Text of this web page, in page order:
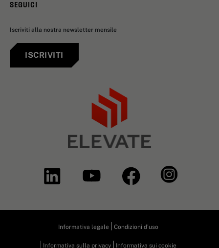
SEGUICI
Iscriviti alla nostra newsletter mensile
ISCRIVITI
Informativa legale Condizioni d'uso
Informativa sulla privacy Informativa sui cookie